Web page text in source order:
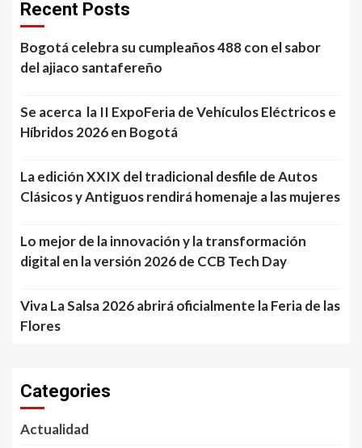
Recent Posts
Bogotá celebra su cumpleaños 488 con el sabor
del ajiaco santafereño
Se acerca la II ExpoFeria de Vehículos Eléctricos e
Híbridos 2026 en Bogotá
La edición XXIX del tradicional desfile de Autos
Clásicos y Antiguos rendirá homenaje a las mujeres
Lo mejor de la innovación y la transformación
digital en la versión 2026 de CCB Tech Day
Viva La Salsa 2026 abrirá oficialmente la Feria de las
Flores
Categories
Actualidad